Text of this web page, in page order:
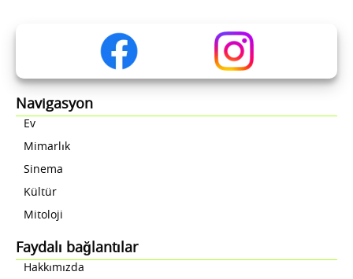
Navigasyon
Ev
Mimarlık
Sinema
Kültür
Mitoloji
Faydalı bağlantılar
Hakkımızda